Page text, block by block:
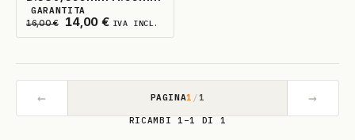
16,00€ Il prezzo originale era: 16,00 €.
14,00 €Il prezzo attuale è: 14,00 €.
IVA INCL.
3DISPONIBILI
GARANTITA
← PAGINA1 /1 →
RICAMBI 1–1 DI 1